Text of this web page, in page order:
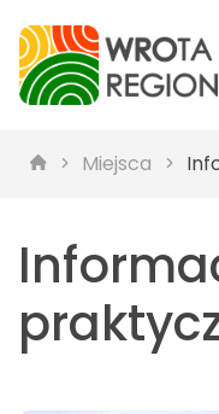
Miejsca